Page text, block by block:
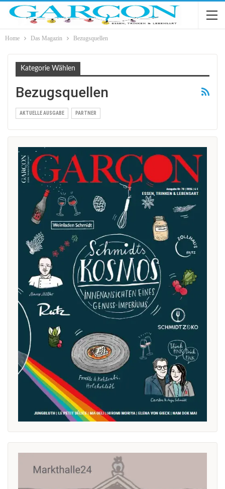
Home Das Magazin Bezugsquellen
Kategorie Wählen
Bezugsquellen
AKTUELLE AUSGABE PARTNER